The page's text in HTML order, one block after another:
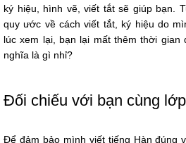
ký hiệu, hình vẽ, viết tắt sẽ giúp bạn.
quy ước về cách viết tắt, ký hiệu do
lúc xem lại, bạn lại mất thêm thời gian
nghĩa là gì nhỉ?
Đối chiếu với bạn cùng lớp
Để đảm bảo mình viết tiếng Hàn đúng